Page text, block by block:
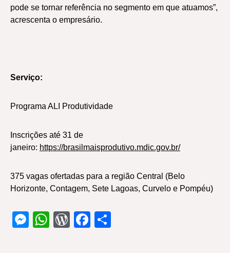
pode se tornar referência no segmento em que atuamos”,
acrescenta o empresário.
Serviço:
Programa ALI Produtividade
Inscrições até 31 de
janeiro: https://brasilmaisprodutivo.mdic.gov.br/
375 vagas ofertadas para a região Central (Belo
Horizonte, Contagem, Sete Lagoas, Curvelo e Pompéu)
Messenger
WhatsApp
WordPress
Facebook